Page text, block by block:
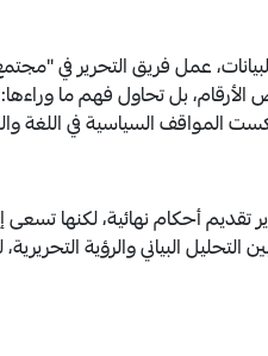
عمل فريق التحرير في
الأرقام، بل تحاول فهم ما
المواقف السياسية في اللغة
تقديم أحكام نهائية، لكنها
التحليل البياني والرؤية